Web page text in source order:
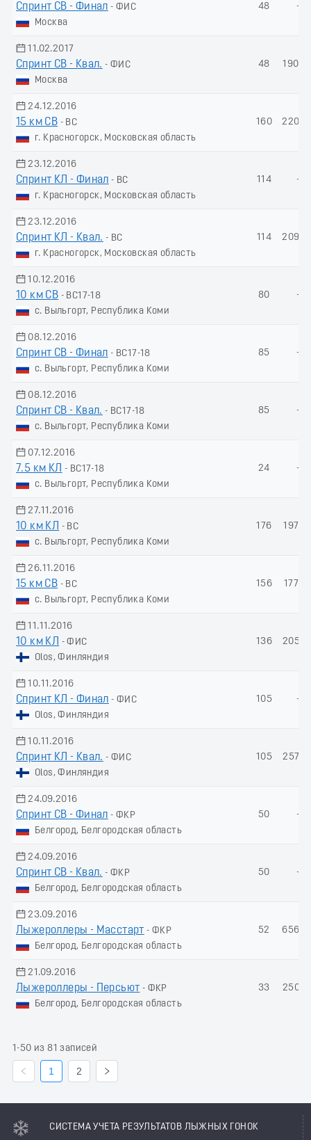
Спринт СВ - Финал - ФИС
Москва
48 -
11.02.2017
Спринт СВ - Квал. - ФИС
Москва
48
24.12.2016
15 км СВ - ВС
г. Красногорск, Московская область
160
23.12.2016
Спринт КЛ - Финал - ВС
г. Красногорск, Московская область
114 -
23.12.2016
Спринт КЛ - Квал. - ВС
г. Красногорск, Московская область
114
10.12.2016
10 км СВ - ВС17-18
с. Выльгорт, Республика Коми
80 -
08.12.2016
Спринт СВ - Финал - ВС17-18
с. Выльгорт, Республика Коми
85 -
08.12.2016
Спринт СВ - Квал. - ВС17-18
с. Выльгорт, Республика Коми
85 -
07.12.2016
7.5 км КЛ
- ВС17-18
с. Выльгорт, Республика Коми
24 -
27.11.2016
10 км КЛ
- ВС
с. Выльгорт, Республика Коми
176
26.11.2016
15 км СВ - ВС
с. Выльгорт, Республика Коми
156
11.11.2016
10 км КЛ
- ФИС
Olos, Финляндия
136
10.11.2016
Спринт КЛ - Финал - ФИС
Olos, Финляндия
105 -
10.11.2016
Спринт КЛ - Квал. - ФИС
Olos, Финляндия
105
24.09.2016
Спринт СВ - Финал - ФКР
Белгород, Белгородская область
50 -
24.09.2016
Спринт СВ - Квал. - ФКР
Белгород, Белгородская область
50 -
23.09.2016
Лыжероллеры - Масстарт - ФКР
Белгород, Белгородская область
52
21.09.2016
Лыжероллеры - Пеpсьют - ФКР
Белгород, Белгородская область
33
1-50 из 81 записей
1 2
СИСТЕМА УЧЕТА РЕЗУЛЬТАТОВ ЛЫЖНЫХ ГОНОК